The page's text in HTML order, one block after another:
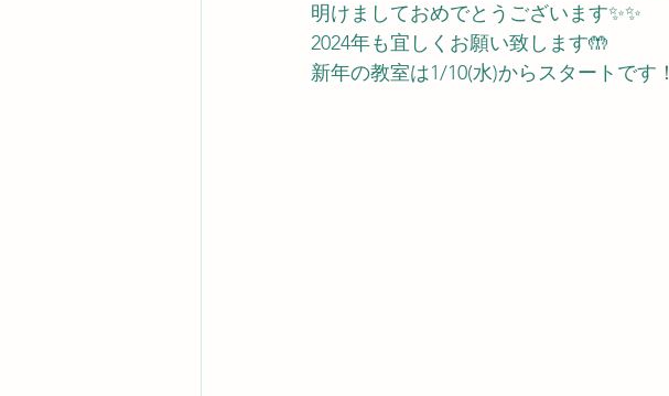
明けましておめでとうございます✨✨
2024年も宜しくお願い致します🤲
新年の教室は1/10(水)からスタートです！